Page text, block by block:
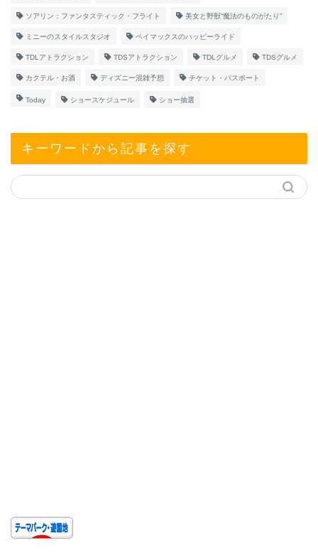
ソアリン：ファンタスティック・フライト 美女と野獣“魔法のものがたり”
ミニーのスタイルスタジオ ベイマックスのハッピーライド
TDLアトラクション TDSアトラクション TDLグルメ TDSグルメ
カクテル・お酒 ディズニー混雑予想 チケット・パスポート
Today ショースケジュール ショー抽選
キーワードから記事を探す